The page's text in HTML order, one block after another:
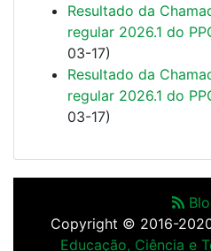
Resultado da
regular 2026.1 do
03-17)
Resultado da
regular 2026.1 do
03-17)
Copyright © 2016-
Educação, Ciência e